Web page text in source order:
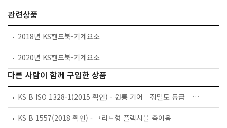
관련상품
2018년 KS핸드북-기계요소
2020년 KS핸드북-기계요소
다른 사람이 함께 구입한 상품
KS B ISO 1328-1(2015 확인) - 원통 기어－정밀도 등급－제1부：기어의 이에 관한 오차의 정의 및 허용값
KS B 1557(2018 확인) - 그리드형 플렉시블 축이음